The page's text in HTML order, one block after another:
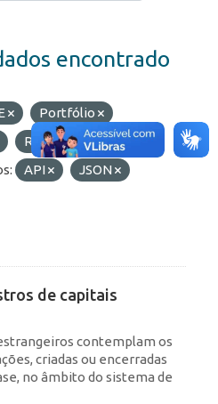
encontrado
Portfólio
ROF
Organizações:
API
JSON
de capitais
contemplam os
criadas ou encerradas
no âmbito do sistema de